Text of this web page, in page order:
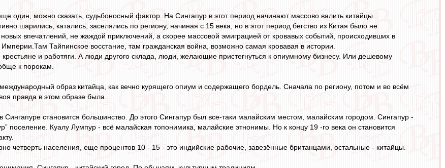
один, можно сказать, судьбоносный фактор. На Сингапур в этот период начинают массово валить китайцы.
шарились, катались, заселялись по региону, начиная с 15 века, но в этот период бегство из Китая было не
впечатлений, не жаждой приключений, а скорее массовой эмиграцией от кровавых событий, происходивших в
Тайпинское восстание, там гражданская война, возможно самая кровавая в истории.
и работяги. А люди другого склада, люди, желающие пристегнуться к опиумному бизнесу. Или дешевому
к порокам.
международный образ китайца, как вечно курящего опиум и содержащего бордель. Сначала по региону, потом и во всём
правда в этом образе была.
Сингапуре становится большинство. До этого Сингапур был все-таки малайским местом, малайским городом. Сингапур -
поселение. Куалу Лумпур - всё малайская топонимика, малайские этнонимы. Но к концу 19 -го века он становится
четверть населения, еще процентов 10 - 15 - это индийские рабочие, завезённые британцами, остальные - китайцы.